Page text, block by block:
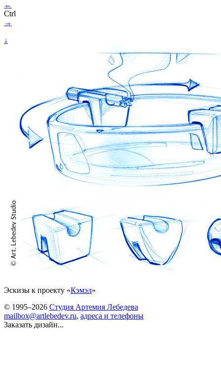
←
Ctrl
→
↓
Эскизы к проекту «Кэмэл»
© 1995–2026 Студия Артемия Лебедева
mailbox@artlebedev.ru, адреса и телефоны
Заказать дизайн...